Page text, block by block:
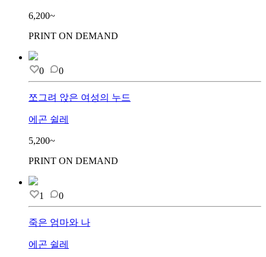
6,200~
PRINT ON DEMAND
0 0
쪼그려 앉은 여성의 누드
에곤 쉴레
5,200~
PRINT ON DEMAND
1 0
죽은 엄마와 나
에곤 쉴레